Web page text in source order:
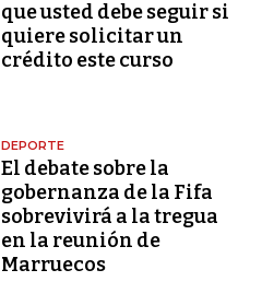
que usted debe seguir si
quiere solicitar un
crédito este curso
DEPORTE
El debate sobre la
gobernanza de la Fifa
sobrevivirá a la tregua
en la reunión de
Marruecos